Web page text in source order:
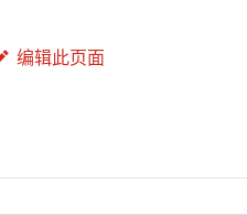
编辑此页面